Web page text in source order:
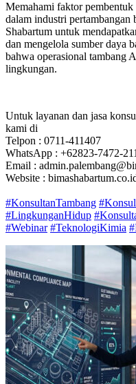
Memahami faktor
dalam industri pertambangan
Shabartum untuk
dan mengelola sumber daya
bahwa operasional tambang
lingkungan.
Untuk layanan dan jasa
kami di
Telpon : 0711-411407
WhatsApp : +62823-7472-
Email :
Website :
#KonsultanTambang
#LingkunganHidup
#Webinar #TeknologiKimia